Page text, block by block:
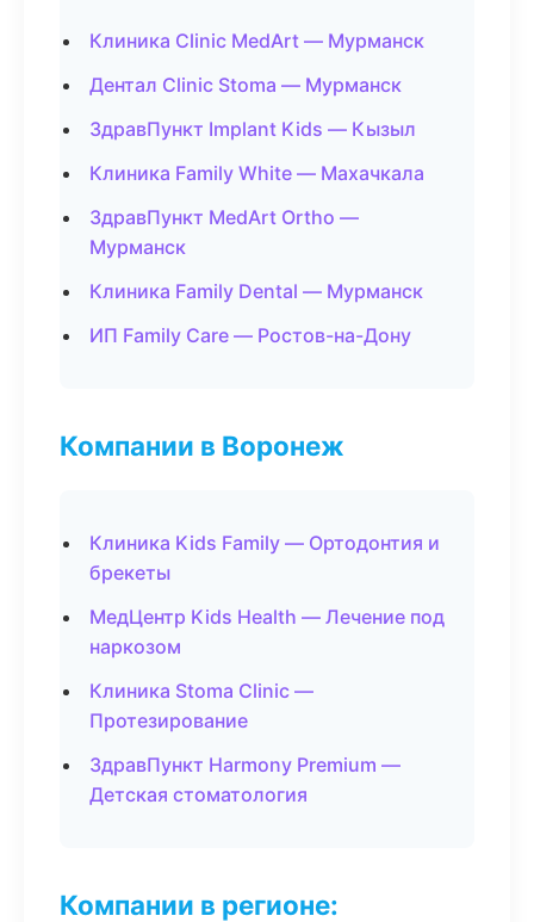
Клиника Clinic MedArt — Мурманск
Дентал Clinic Stoma — Мурманск
ЗдравПункт Implant Kids — Кызыл
Клиника Family White — Махачкала
ЗдравПункт MedArt Ortho —
Мурманск
Клиника Family Dental — Мурманск
ИП Family Care — Ростов-на-Дону
Компании в Воронеж
Клиника Kids Family — Ортодонтия и
брекеты
МедЦентр Kids Health — Лечение под
наркозом
Клиника Stoma Clinic —
Протезирование
ЗдравПункт Harmony Premium —
Детская стоматология
Компании в регионе: